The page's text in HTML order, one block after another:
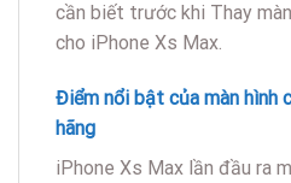
cần biết trước khi Thay
cho iPhone Xs Max.
Điểm nổi bật của màn hình
hãng
iPhone Xs Max lần đầu ra